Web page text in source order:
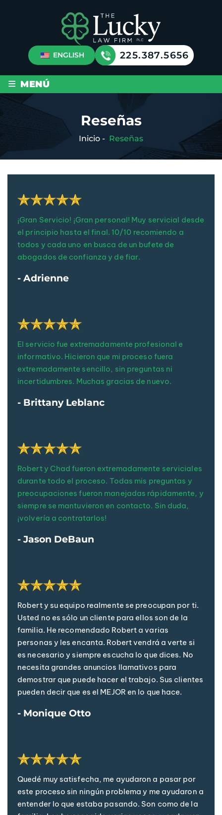
ENGLISH 225.387.5656
≡ MENÚ
Reseñas
Inicio - Reseñas
¡Gran Servicio! ¡Gran personal! Muy servicial desde
el principio hasta el final. 10/10 recomiendo a
todos y cada uno en busca de un bufete de
abogados de confianza y de fiar.
- Adrienne
El servicio fue extremadamente profesional e
informativo. Hicieron que mi proceso fuera
extremadamente sencillo, sin preguntas ni
incertidumbres. Muchas gracias de nuevo.
- Brittany Leblanc
Robert y Chad fueron extremadamente serviciales
durante todo el proceso. Todas mis preguntas y
preocupaciones fueron manejadas rápidamente, y
siempre se mantuvieron en contacto. Sin duda,
¡volvería a contratarlos!
- Jason DeBaun
Robert y su equipo realmente se preocupan por ti.
Usted no es sólo un cliente para ellos son de la
familia. He recomendado Robert a varias
personas y les encanta. Robert vendrá a verte si
es necesario y siempre escucha lo que dices. No
necesita grandes anuncios llamativos para
demostrar que puede hacer el trabajo. Sus clientes
pueden decir que es el MEJOR en lo que hace.
- Monique Otto
Quedé muy satisfecha, me ayudaron a pasar por
este proceso sin ningún problema y me ayudaron a
entender lo que estaba pasando. Son como de la